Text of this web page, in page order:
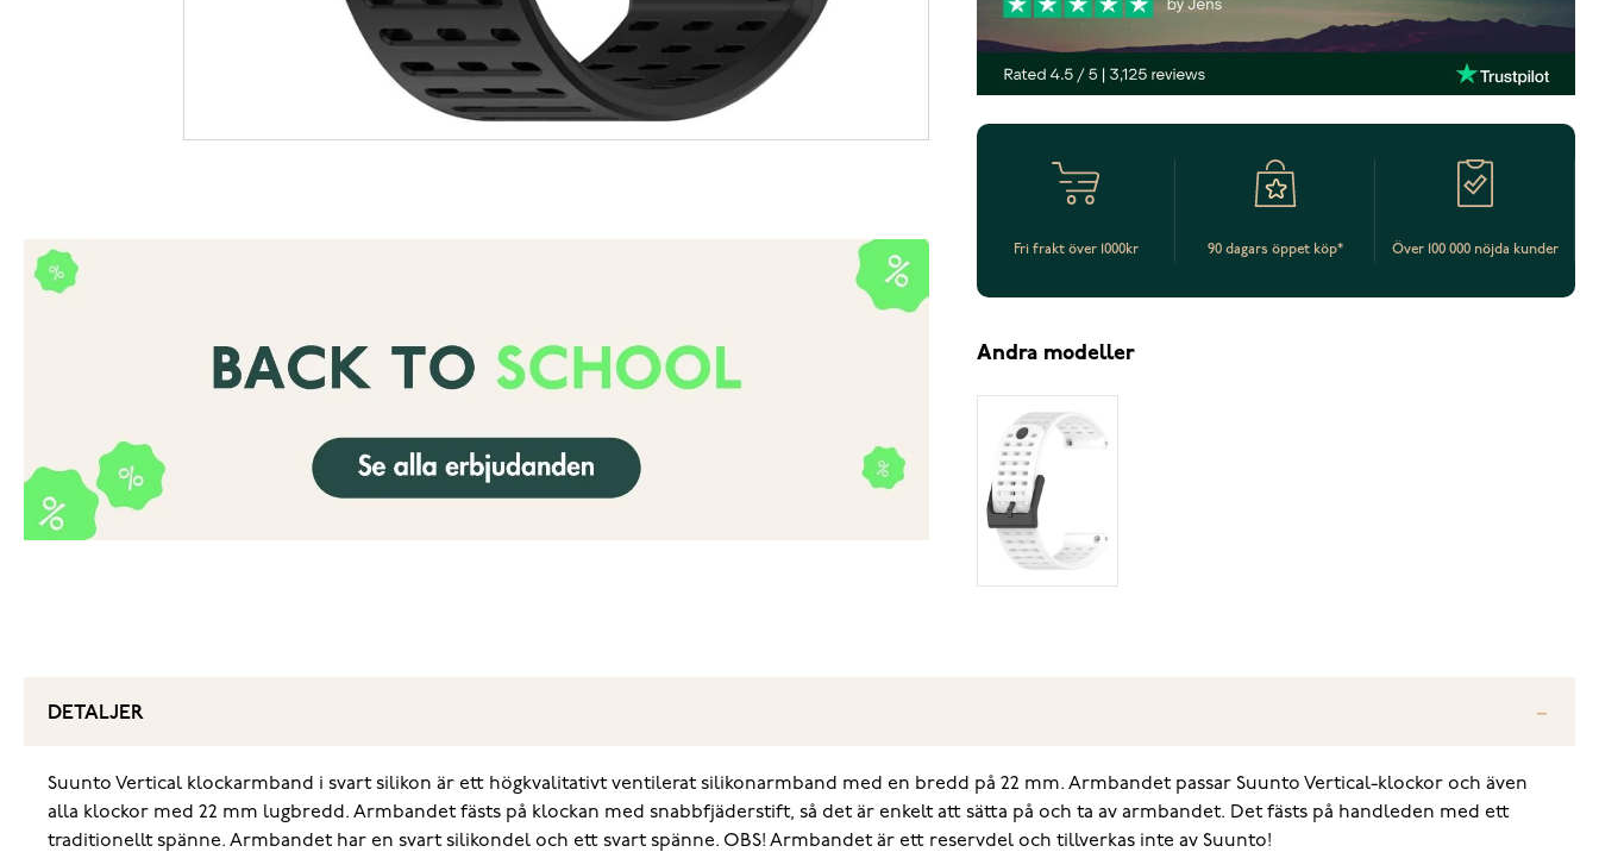
Fri frakt över 1000kr 90 dagars öppet köp* Över 100 000 nöjda kunder
Andra modeller
DETALJER
Suunto Vertical klockarmband i svart silikon är ett högkvalitativt ventilerat silikonarmband med en bredd på 22 mm. Armbandet passar Suunto Vertical-klockor och även
alla klockor med 22 mm lugbredd. Armbandet fästs på klockan med snabbfjäderstift, så det är enkelt att sätta på och ta av armbandet. Det fästs på handleden med ett
traditionellt spänne. Armbandet har en svart silikondel och ett svart spänne. OBS! Armbandet är ett reservdel och tillverkas inte av Suunto!